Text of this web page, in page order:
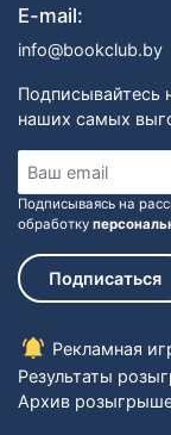
E-mail:
info@bookclub.by
Подписывайтесь
наших самых
Подписываясь на
обработку
Подписаться
Рекламная
Результаты
Архив